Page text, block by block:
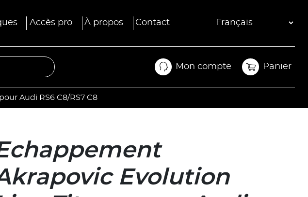
Accès pro À propos Contact
Mon compte
Mon compte
Panier
Panier
Audi RS6 C8/RS7 C8
Evolution